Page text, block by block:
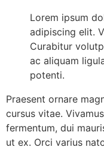
Lorem ipsum
adipiscing elit.
Curabitur
ac aliquam
potenti.
Praesent ornare
cursus vitae.
fermentum, dui
ut ex. Orci varius